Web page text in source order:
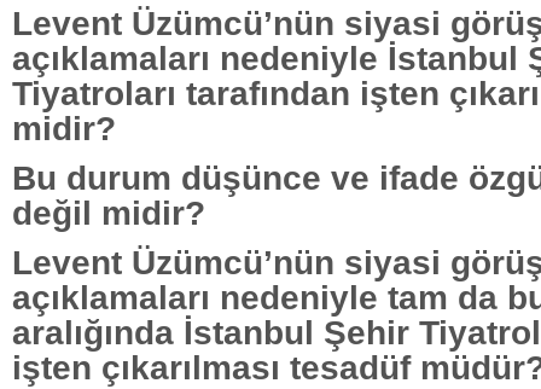
Levent Üzümcü’nün siyasi
açıklamaları nedeniyle İstanbul
Tiyatroları tarafından işten
midir?
Bu durum düşünce ve ifade
değil midir?
Levent Üzümcü’nün siyasi
açıklamaları nedeniyle tam da
aralığında İstanbul Şehir
işten çıkarılması tesadüf